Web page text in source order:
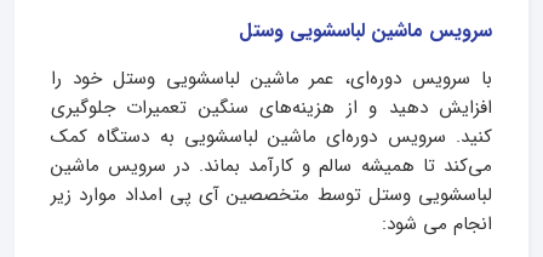
سرویس ماشین لباسشویی وستل
با سرویس دوره‌ای، عمر ماشین لباسشویی وستل خود را
افزایش دهید و از هزینه‌های سنگین تعمیرات جلوگیری
کنید. سرویس دوره‌ای ماشین لباسشویی به دستگاه کمک
می‌کند تا همیشه سالم و کارآمد بماند. در سرویس ماشین
لباسشویی وستل توسط متخصصین آی پی امداد موارد زیر
انجام می شود: